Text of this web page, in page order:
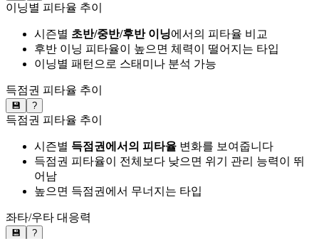
이닝별 피타율 추이
시즌별 초반/중반/후반 이닝에서의 피타율 비교
후반 이닝 피타율이 높으면 체력이 떨어지는 타입
이닝별 패턴으로 스태미나 분석 가능
득점권 피타율 추이
💾 ?
득점권 피타율 추이
시즌별 득점권에서의 피타율 변화를 보여줍니다
득점권 피타율이 전체보다 낮으면 위기 관리 능력이 뛰
어남
높으면 득점권에서 무너지는 타입
좌타/우타 대응력
💾 ?